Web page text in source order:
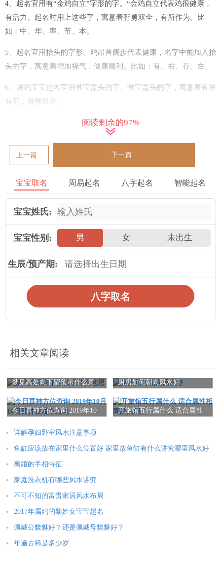
4、起名宜用有“金鸡自立”字形的字。“金鸡自立代表鸡很健康，
有活力。起名时用上这些字，寓意着智勇双全，有所作为。比
如：中、华、率、节、本。
5、起名宜用抬头的字形。鸡昂首阔步代表健康，名字中能加入抬
头的字，寓意着增加福气，健康顺利。比如：有、右、存、白。
6、属鸡宝宝起名宜用带宝盖头的字。带宝盖头的字，寓意着有屋
有宅，福禄双全。
7、属鸡宝宝起名宜用有“巳”、“丑”、“辰”的字。酉（鸡）与辰
（龙）为***，与巳（蛇）丑（牛）为三合，名字中加入这些
字，寓意着有贵人帮助，万事顺利。
1、属鸡之人最怕见到与其对冲之字形，因鸡为酉，卯与酉对冲，
所以凡是有“卯”之字形或字义均不可犯之。如犯之，则伤害大，
居东方，酉居西方，东酉对冲，所以有“东”、“月”、“兔”之字形
也不可用。如：卯、柳、仰、昂、勉、逸、卿、东、栋、陈、
月、朋、青、清、晴、胜、有、朗、望、朔、朝、期、本。
金组合过重，容易犯冲金属杀伐之意，“金”之字意还
表一块肉的意思，但鸡为素食动物，不食荤肉，若给其肉食，会
思恒恬慈慧态怀懿肯肴胥胡能修。
4、属鸡之人不喜有“大”、“君”、“帝”、“王”字形，因鸡长大往往
帝玉玫玟玳珉珊珠球琦琪琴瑛莹瑶璞环琼。
如：文亮元充先光克共烘。
猛犹猷独献茂成盛威。
阅读剩余的97%
上一篇 下一篇
宝宝取名 周易起名 八字起名 智能起名
宝宝姓氏:
宝宝性别: 男 女 未出生
生辰/预产期:
八字取名
相关文章阅读
梦见高处向下望预示什么意
厨房如何朝向风水好
今日喜神方位查询 2019年10
开旅馆五行属什么 适合属性
详解孕妇卧室风水注意事项
鱼缸应该放在家里什么位置好 家里放鱼缸有什么讲究哪里风水好
离婚的手相特征
家庭洗衣机有哪些风水讲究
不可不知的富贵家居风水布局
2017年属鸡的黎姓女宝宝起名
佩戴公貔貅好？还是佩戴母貔貅好？
年逾古稀是多少岁